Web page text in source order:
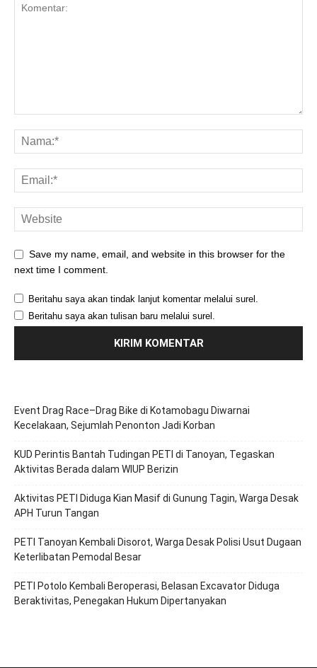
Save my name, email, and website in this browser for the
next time I comment.
Beritahu saya akan tindak lanjut komentar melalui surel.
Beritahu saya akan tulisan baru melalui surel.
Event Drag Race–Drag Bike di Kotamobagu Diwarnai
Kecelakaan, Sejumlah Penonton Jadi Korban
KUD Perintis Bantah Tudingan PETI di Tanoyan, Tegaskan
Aktivitas Berada dalam WIUP Berizin
Aktivitas PETI Diduga Kian Masif di Gunung Tagin, Warga Desak
APH Turun Tangan
PETI Tanoyan Kembali Disorot, Warga Desak Polisi Usut Dugaan
Keterlibatan Pemodal Besar
PETI Potolo Kembali Beroperasi, Belasan Excavator Diduga
Beraktivitas, Penegakan Hukum Dipertanyakan